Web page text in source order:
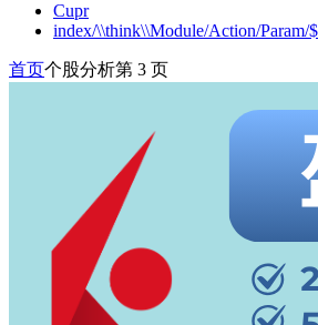
Cupr
index/\\think\\Module/Action/
首页个股分析第 3 页